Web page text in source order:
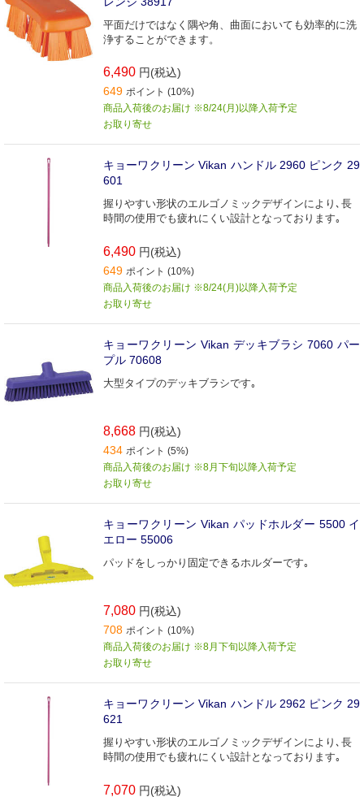
平面だけではなく隅や角、曲面においても効率的に洗
浄することができます。
6,490 円(税込)
649 ポイント (10%)
商品入荷後のお届け ※8/24(月)以降入荷予定
お取り寄せ
キョーワクリーン Vikan ハンドル 2960 ピンク 29
601
握りやすい形状のエルゴノミックデザインにより､長
時間の使用でも疲れにくい設計となっております｡
6,490 円(税込)
649 ポイント (10%)
商品入荷後のお届け ※8/24(月)以降入荷予定
お取り寄せ
キョーワクリーン Vikan デッキブラシ 7060 パー
プル 70608
大型タイプのデッキブラシです｡
8,668 円(税込)
434 ポイント (5%)
商品入荷後のお届け ※8月下旬以降入荷予定
お取り寄せ
キョーワクリーン Vikan パッドホルダー 5500 イ
エロー 55006
パッドをしっかり固定できるホルダーです｡
7,080 円(税込)
708 ポイント (10%)
商品入荷後のお届け ※8月下旬以降入荷予定
お取り寄せ
キョーワクリーン Vikan ハンドル 2962 ピンク 29
621
握りやすい形状のエルゴノミックデザインにより､長
時間の使用でも疲れにくい設計となっております｡
7,070 円(税込)